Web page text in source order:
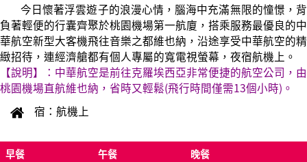
今日懷著浮雲遊子的浪漫心情，腦海中充滿無限的憧憬，背
負著輕便的行囊齊聚於桃園機場第一航廈，搭乘服務最優良的中
華航空新型大客機飛往音樂之都維也納，沿途享受中華航空的精
緻招待，連經濟艙都有個人專屬的寬電視螢幕，夜宿航機上。
【說明】：中華航空是前往克羅埃西亞非常便捷的航空公司，由
桃園機場直航維也納，省時又輕鬆(飛行時間僅需13個小時)。
宿：航機上
早餐 午餐
晚餐